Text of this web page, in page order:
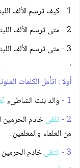
1 - كيف ترسم الألف اللينة في فعل أحرفه أكثر من ثلاثة .
2 - متى ترسم الألف اللينة ألفا قائمة في فعل أحرفه أكثر من ثلاثة .
3 - متى ترسم الألف
.
أولا : اتأمل الكلمات
1 - والد بنت الشاطىء
2 - تلقىخادم الحرمين
من العلماء والمعلمين .
3 - التقىخادم الحرمين